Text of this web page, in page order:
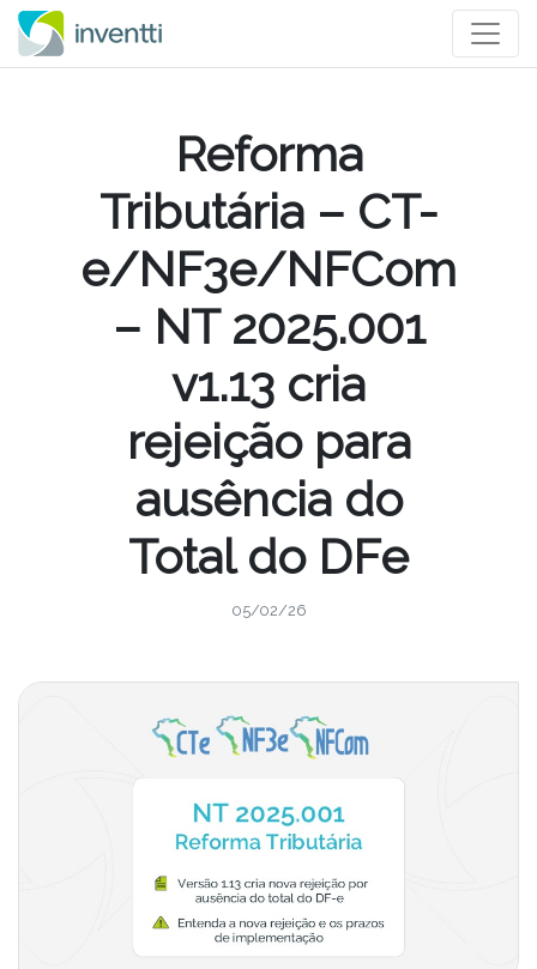
Reforma
Tributária – CT-
e/NF3e/NFCom
– NT 2025.001
v1.13 cria
rejeição para
ausência do
Total do DFe
05/02/26